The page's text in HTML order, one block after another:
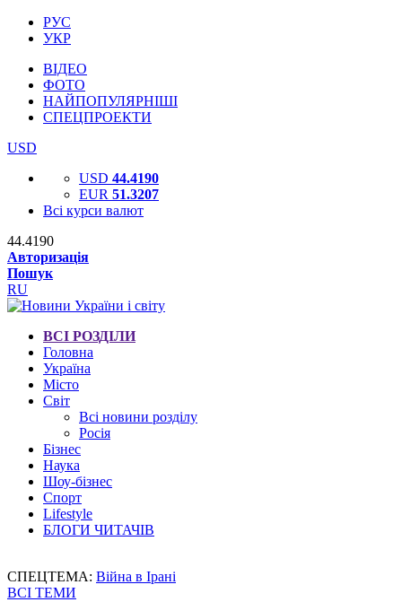
РУС
УКР
ВІДЕО
ФОТО
НАЙПОПУЛЯРНІШІ
СПЕЦПРОЕКТИ
USD
USD 44.4190
EUR 51.3207
Всі курси валют
44.4190
Авторизація
Пошук
RU
ВСІ РОЗДІЛИ
Головна
Україна
Місто
Світ
Всі новини розділу
Росія
Бізнес
Наука
Шоу-бізнес
Спорт
Lifestyle
БЛОГИ ЧИТАЧІВ
СПЕЦТЕМА: Війна в Ірані
ВСІ ТЕМИ